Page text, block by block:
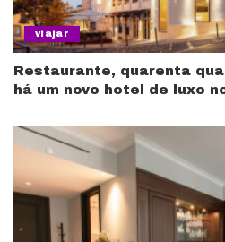
viajar
Restaurante, quarenta
há um novo hotel de luxo